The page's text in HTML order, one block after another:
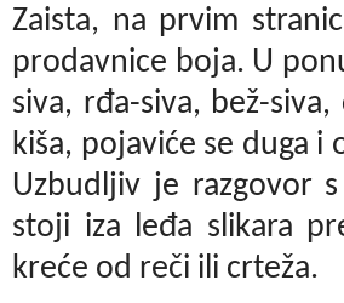
Zaista, na prvim
prodavnice boja. U
siva, rđa-siva, bež-
kiša, pojaviće se duga
Uzbudljiv je razgovor
stoji iza leđa slikara
kreće od reči ili crteža.